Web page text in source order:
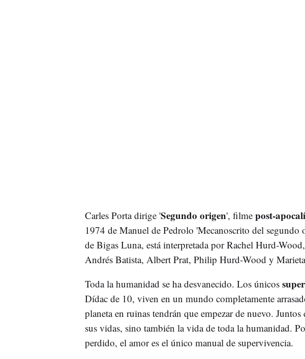
Carles Porta dirige 'Segundo origen', filme post-
1974 de Manuel de Pedrolo 'Mecanoscrito del
de Bigas Luna, está interpretada por Rachel Hurd-
Andrés Batista, Albert Prat, Philip Hurd-Wood y
Toda la humanidad se ha desvanecido. Los únicos
Dídac de 10, viven en un mundo completamente
planeta en ruinas tendrán que empezar de nuevo.
sus vidas, sino también la vida de toda la humanidad.
perdido, el amor es el único manual de supervivencia.